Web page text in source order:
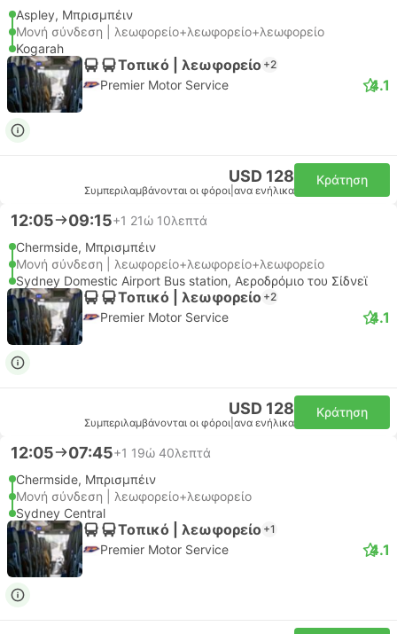
Aspley, Μπρισμπέιν
Μονή σύνδεση | λεωφορείο+λεωφορείο+λεωφορείο
Kogarah
Τοπικό | λεωφορείο +2
Premier Motor Service 4.1
USD 128
Συμπεριλαμβάνονται οι φόροι ανα ενήλικα
Κράτηση
12:05 09:15+1 21ώ 10λεπτά
Chermside, Μπρισμπέιν
Μονή σύνδεση | λεωφορείο+λεωφορείο+λεωφορείο
Sydney Domestic Airport Bus station, Αεροδρόμιο του Σίδνεϊ
Τοπικό | λεωφορείο +2
Premier Motor Service 4.1
USD 128
Συμπεριλαμβάνονται οι φόροι ανα ενήλικα
Κράτηση
12:05 07:45+1 19ώ 40λεπτά
Chermside, Μπρισμπέιν
Μονή σύνδεση | λεωφορείο+λεωφορείο
Sydney Central
Τοπικό | λεωφορείο +1
Premier Motor Service 4.1